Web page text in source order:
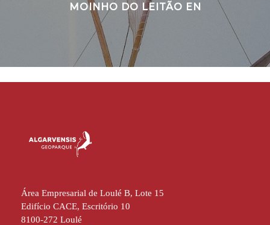
MOINHO DO LEITÃO EN
Área Empresarial de Loulé B, Lote 15
Edifício CACE, Escritório 10
8100-272 Loulé